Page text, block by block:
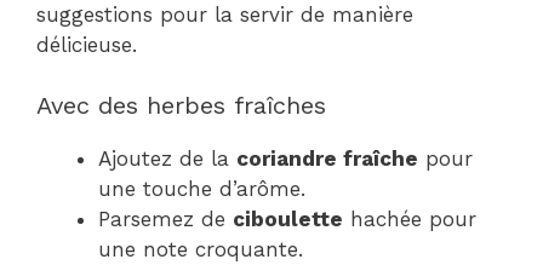
suggestions pour la servir de manière
délicieuse.
Avec des herbes fraîches
Ajoutez de la coriandre fraîche pour
une touche d’arôme.
Parsemez de ciboulette hachée pour
une note croquante.